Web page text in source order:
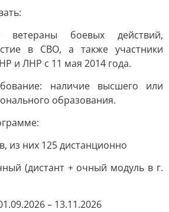
боевых действий,
в СВО, а также участники
и ЛНР с 11 мая 2014 года.
наличие высшего или
образования.
из них 125 дистанционно
(дистант + очный модуль в г.
– 13.11.2026